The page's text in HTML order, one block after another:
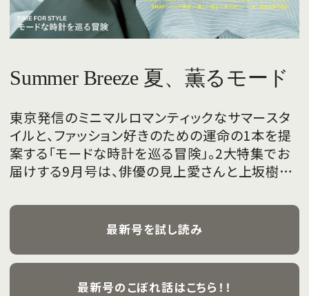
Summer Breeze 夏、薫るモード
東京発信のミニマルロマンティックなサマースタ
イルと、ファッション好きのための運命の1本を提
案する「モードな時計を巡る冒険」。2大特集でお
届けする9月号は、俳優の見上愛さんと上坂樹里
飾ります。
最新号を試し読み
最新号のこぼれ話はこちら！！